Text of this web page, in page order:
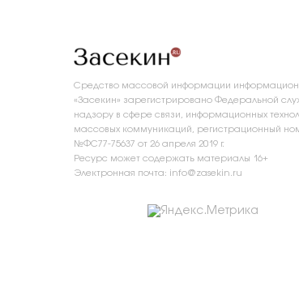
Средство массовой информации
«Засекин» зарегистрировано Федеральной
надзору в сфере связи, информационных
массовых коммуникаций, регистрационный
№ФС77-75637 от 26 апреля 2019 г.
Ресурс может содержать материалы 16+
Электронная почта: info@zasekin.ru